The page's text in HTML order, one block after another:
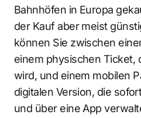
Bahnhöfen in Europa
der Kauf aber meist
können Sie zwischen
einem physischen Ticket,
wird, und einem mobilen
digitalen Version, die
und über eine App